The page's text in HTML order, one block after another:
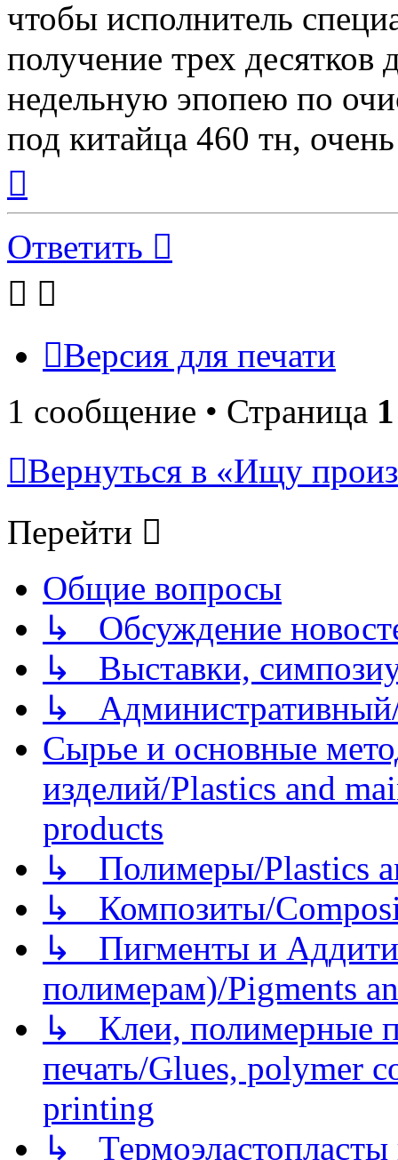
чтобы исполнитель
получение трех десятков
недельную эпопею по
под китайца 460 тн,
началу
Ответить
Версия для печати
1 сообщение • Страница 1
Вернуться в «Ищу
Перейти
Общие вопросы
↳ Обсуждение
↳ Выставки,
↳
Сырье и основные
изделий/Plastics and
products
↳ Полимеры/Plastics
↳ Композиты/
↳ Пигменты и
полимерам)/Pigments
↳ Клеи, полимерные
печать/Glues, polymer
printing
↳